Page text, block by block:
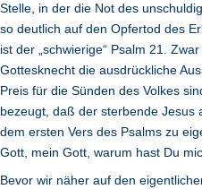
Stelle, in der die Not des
so deutlich auf den Opfertod des
ist der „schwierige“ Psalm 21.
Gottesknecht die ausdrückliche
Preis für die Sünden des Volkes
bezeugt, daß der sterbende Jesus
dem ersten Vers des Psalms zu
Gott, mein Gott, warum hast Du
Bevor wir näher auf den